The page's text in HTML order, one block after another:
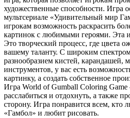
художественные способности. Игра
мультсериале «Удивительный мир
игрокам возможность раскрасить
картинок с любимыми героями. Эта
Это творческий процесс, где цвета
вашему таланту. С широким
разнообразием кистей, карандашей,
инструментов, у вас есть
картинку, а создать собственное
Игра World of Gumball Coloring
расслабиться и отдохнуть, а также
сторону. Игра понравится всем, кто
«Гамбол» и любит рисовать.